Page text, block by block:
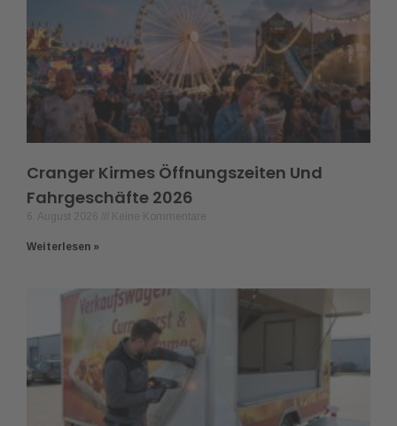
Cranger Kirmes Öffnungszeiten Und
Fahrgeschäfte 2026
6. August 2026 Keine Kommentare
Weiterlesen »